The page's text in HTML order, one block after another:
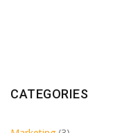
CATEGORIES